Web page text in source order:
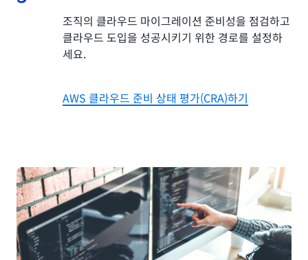
조직의 클라우드 마이그레이션 준비성을 점검하고
클라우드 도입을 성공시키기 위한 경로를 설정하
세요.
AWS 클라우드 준비 상태 평가(CRA)하기